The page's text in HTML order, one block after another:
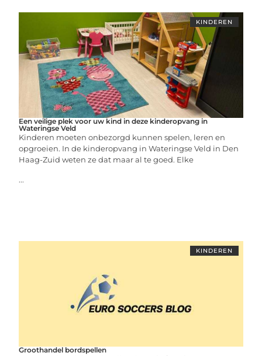
KINDEREN
Een veilige plek voor uw kind in deze kinderopvang in
Wateringse Veld
Kinderen moeten onbezorgd kunnen spelen, leren en
opgroeien. In de kinderopvang in Wateringse Veld in Den
Haag-Zuid weten ze dat maar al te goed. Elke
...
KINDEREN
Groothandel bordspellen